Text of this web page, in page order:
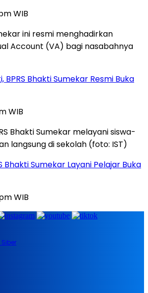
WIB
BPRS Bhakti Sumekar Resmi Buka
WIB
Bhakti Sumekar Layani Pelajar Buka
WIB